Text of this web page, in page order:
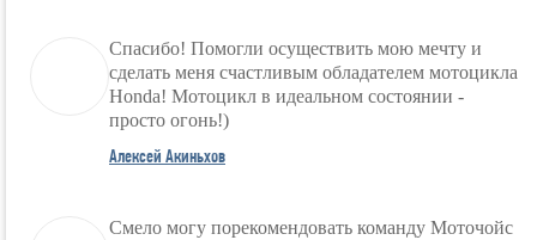
Спасибо! Помогли осуществить мою мечту и
сделать меня счастливым обладателем мотоцикла
Honda! Мотоцикл в идеальном состоянии -
просто огонь!)
Алексей Акиньхов
Смело могу порекомендовать команду Моточойс